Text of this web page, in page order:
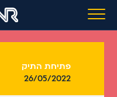
פתיחת התיק
26/05/2022